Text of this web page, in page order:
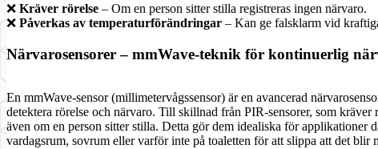
❌ Kräver rörelse – Om en person sitter stilla registreras ingen närvaro.
❌ Påverkas av temperaturförändringar – Kan ge falsklarm vid
Närvarosensorer – mmWave-teknik för kontinuerlig
En mmWave-sensor (millimetervågssensor) är en avancerad
detektera rörelse och närvaro. Till skillnad från PIR-sensorer, som
även om en person sitter stilla. Detta gör dem idealiska för
vardagsrum, sovrum eller varför inte på toaletten för att slippa att det